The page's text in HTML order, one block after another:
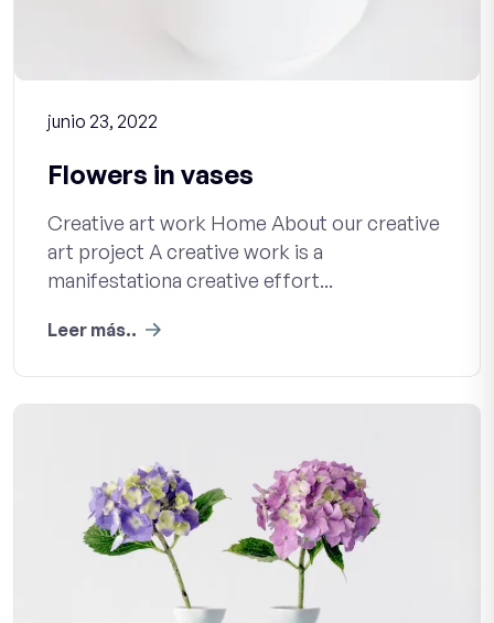
junio 23, 2022
Flowers in vases
Creative art work Home About our creative
art project A creative work is a
manifestationa creative effort...
Leer más..